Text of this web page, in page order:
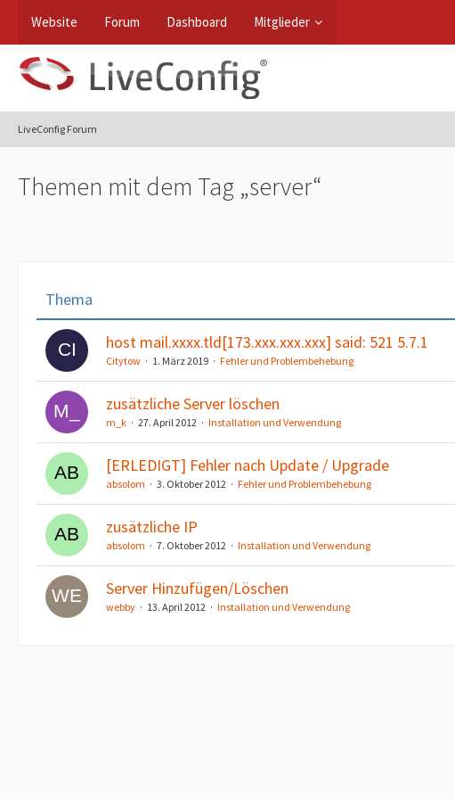
Website Forum Dashboard Mitglieder
LiveConfig Forum
Themen mit dem Tag „server“
Thema
host mail.xxxx.tld[173.xxx.xxx.xxx] said: 521 5.7.1
Citytow 1. März 2019 Fehler und Problembehebung
zusätzliche Server löschen
m_k 27. April 2012 Installation und Verwendung
[ERLEDIGT] Fehler nach Update / Upgrade
absolom 3. Oktober 2012 Fehler und Problembehebung
zusätzliche IP
absolom 7. Oktober 2012 Installation und Verwendung
Server Hinzufügen/Löschen
webby 13. April 2012 Installation und Verwendung